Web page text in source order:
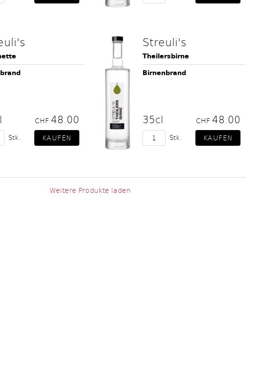
CHF 48.00
Stk.
Streuli's
Theilersbirne
Birnenbrand
35cl CHF 48.00
Stk.
Weitere Produkte laden